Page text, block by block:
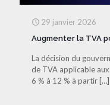
29 janvier 2026
Augmenter la TVA
La décision du
de TVA applicable
6 % à 12 % à partir […]